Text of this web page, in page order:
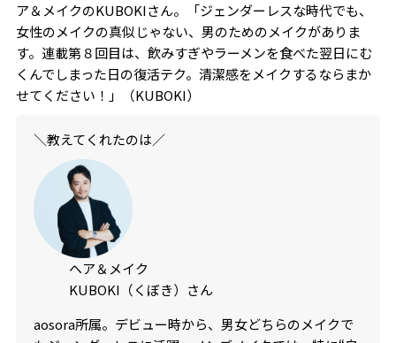
ア＆メイクのKUBOKIさん。「ジェンダーレスな時代でも、
女性のメイクの真似じゃない、男のためのメイクがありま
す。連載第８回目は、飲みすぎやラーメンを食べた翌日にむ
くんでしまった日の復活テク。清潔感をメイクするならまか
せてください！」（KUBOKI）
＼教えてくれたのは／
ヘア＆メイク
KUBOKI（くぼき）さん
aosora所属。デビュー時から、男女どちらのメイクで